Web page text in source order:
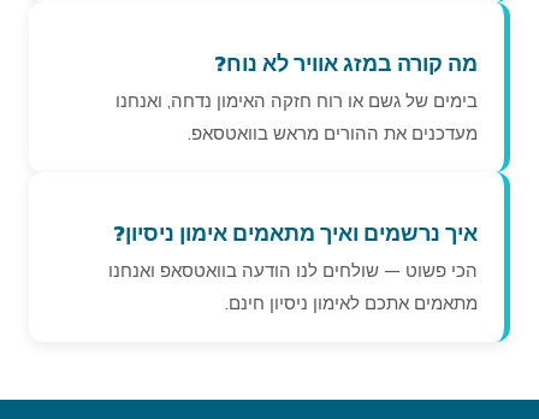
מה קורה במזג אוויר לא נוח?
בימים של גשם או רוח חזקה האימון נדחה, ואנחנו
מעדכנים את ההורים מראש בוואטסאפ.
איך נרשמים ואיך מתאמים אימון ניסיון?
הכי פשוט — שולחים לנו הודעה בוואטסאפ ואנחנו
מתאמים אתכם לאימון ניסיון חינם.